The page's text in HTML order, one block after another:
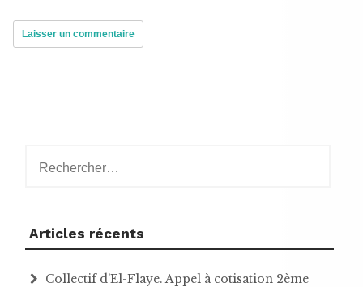
Articles récents
Collectif d’El-Flaye. Appel à cotisation 2ème